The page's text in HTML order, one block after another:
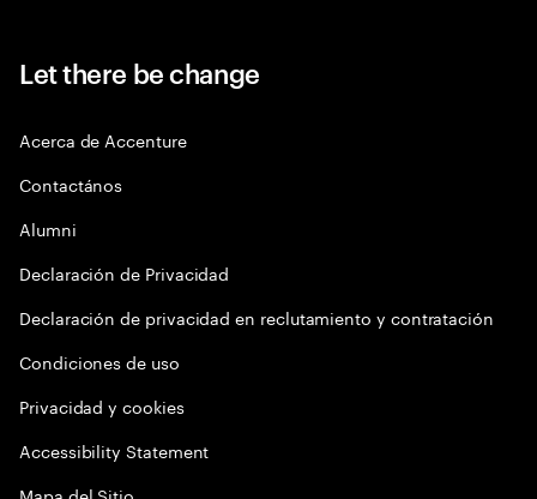
Let there be change
Acerca de Accenture
Contactános
Alumni
Declaración de Privacidad
Declaración de privacidad en reclutamiento y contratación
Condiciones de uso
Privacidad y cookies
Accessibility Statement